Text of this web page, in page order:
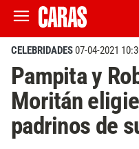
CELEBRIDADES07-04-2021
Pampita y
Moritán
padrinos de